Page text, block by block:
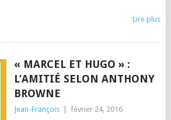
Lire plus
« MARCEL ET HUGO » :
L’AMITIÉ SELON ANTHONY
BROWNE
Jean-François février 24, 2016